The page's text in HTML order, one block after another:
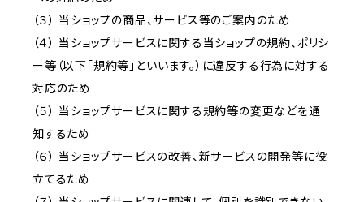
（３） 当ショップの商品、サービス等のご案内のため
（４） 当ショップサービスに関する当ショップの規約、ポリシ
ー等（以下「規約等」といいます。）に違反する行為に対する
対応のため
（５） 当ショップサービスに関する規約等の変更などを通
知するため
（６） 当ショップサービスの改善、新サービスの開発等に役
立てるため